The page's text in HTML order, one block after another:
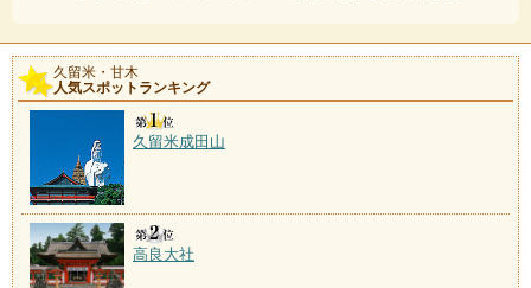
久留米・甘木
人気スポットランキング
久留米成田山
高良大社